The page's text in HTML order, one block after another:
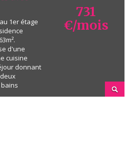
1er étage
d'une
cuisine
donnant
731
€/mois